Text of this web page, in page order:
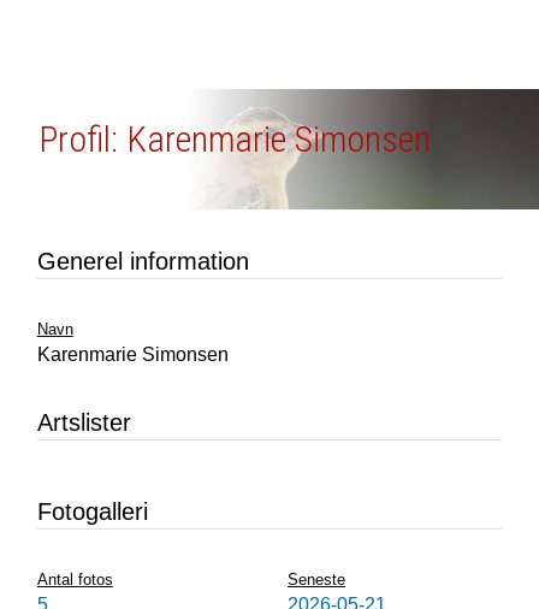
Profil: Karenmarie Simonsen
Generel information
Navn
Karenmarie Simonsen
Artslister
Fotogalleri
Antal fotos
5
Seneste
2026-05-21